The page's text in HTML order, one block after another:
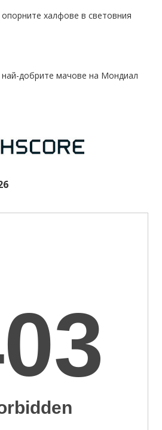
халфове в световния
най-добрите мачове на Мондиал